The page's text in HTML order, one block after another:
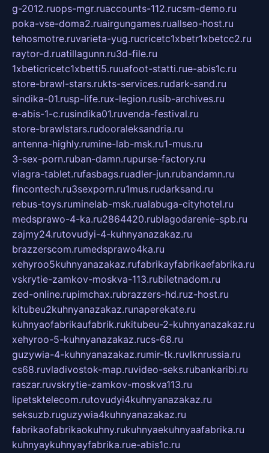
g-2012.ruops-mgr.ruaccounts-112.rucsm-demo.ru
poka-vse-doma2.ruairgungames.ruallseo-host.ru
tehosmotre.ruvarieta-yug.rucricetc1xbetr1xbetcc2.ru
raytor-d.ruatillagunn.ru3d-file.ru
1xbeticricetc1xbetti5.ruuafoot-statti.rue-abis1c.ru
store-brawl-stars.rukts-services.rudark-sand.ru
sindika-01.rusp-life.rux-legion.rusib-archives.ru
e-abis-1-c.rusindika01.ruvenda-festival.ru
store-brawlstars.rudooraleksandria.ru
antenna-highly.rumine-lab-msk.ru1-mus.ru
3-sex-porn.ruban-damn.rupurse-factory.ru
viagra-tablet.rufasbags.ruadler-jun.rubandamn.ru
fincontech.ru3sexporn.ru1mus.rudarksand.ru
rebus-toys.ruminelab-msk.rualabuga-cityhotel.ru
medsprawo-4-ka.ru2864420.rublagodarenie-spb.ru
zajmy24.rutovudyi-4-kuhnyanazakaz.ru
brazzerscom.rumedsprawo4ka.ru
xehyroo5kuhnyanazakaz.rufabrikayfabrikaefabrika.ru
vskrytie-zamkov-moskva-113.rubiletnadom.ru
zed-online.rupimchax.rubrazzers-hd.ruz-host.ru
kitubeu2kuhnyanazakaz.runaperekate.ru
kuhnyaofabrikaufabrik.rukitubeu-2-kuhnyanazakaz.ru
xehyroo-5-kuhnyanazakaz.rucs-68.ru
guzywia-4-kuhnyanazakaz.rumir-tk.ruvlknrussia.ru
cs68.ruvladivostok-map.ruvideo-seks.rubankaribi.ru
raszar.ruvskrytie-zamkov-moskva113.ru
lipetsktelecom.rutovudyi4kuhnyanazakaz.ru
seksuzb.ruguzywia4kuhnyanazakaz.ru
fabrikaofabrikaokuhny.rukuhnyaekuhnyaafabrika.ru
kuhnyaykuhnyayfabrika.rue-abis1c.ru